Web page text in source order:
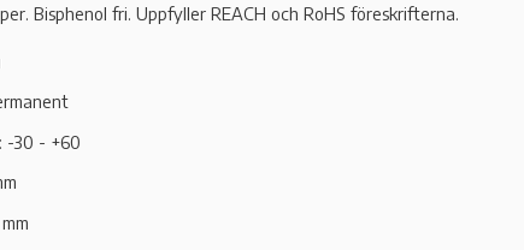
Bisphenol fri. Uppfyller REACH och RoHS föreskrifterna.
-30 - +60